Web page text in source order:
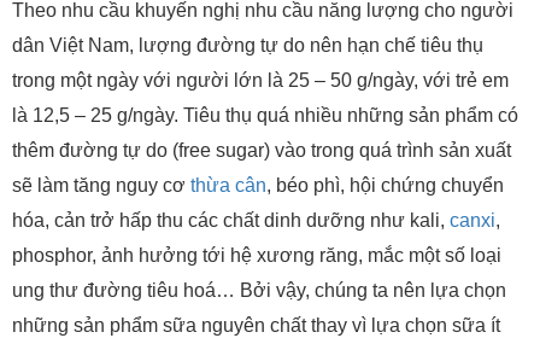
Theo nhu cầu khuyến nghị nhu cầu năng lượng cho người
dân Việt Nam, lượng đường tự do nên hạn chế tiêu thụ
trong một ngày với người lớn là 25 – 50 g/ngày, với trẻ em
là 12,5 – 25 g/ngày. Tiêu thụ quá nhiều những sản phẩm có
thêm đường tự do (free sugar) vào trong quá trình sản xuất
sẽ làm tăng nguy cơ thừa cân, béo phì, hội chứng chuyển
hóa, cản trở hấp thu các chất dinh dưỡng như kali, canxi,
phosphor, ảnh hưởng tới hệ xương răng, mắc một số loại
ung thư đường tiêu hoá… Bởi vậy, chúng ta nên lựa chọn
những sản phẩm sữa nguyên chất thay vì lựa chọn sữa ít